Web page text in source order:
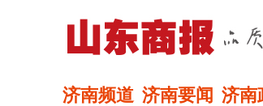
济南频道 济南要闻 济南